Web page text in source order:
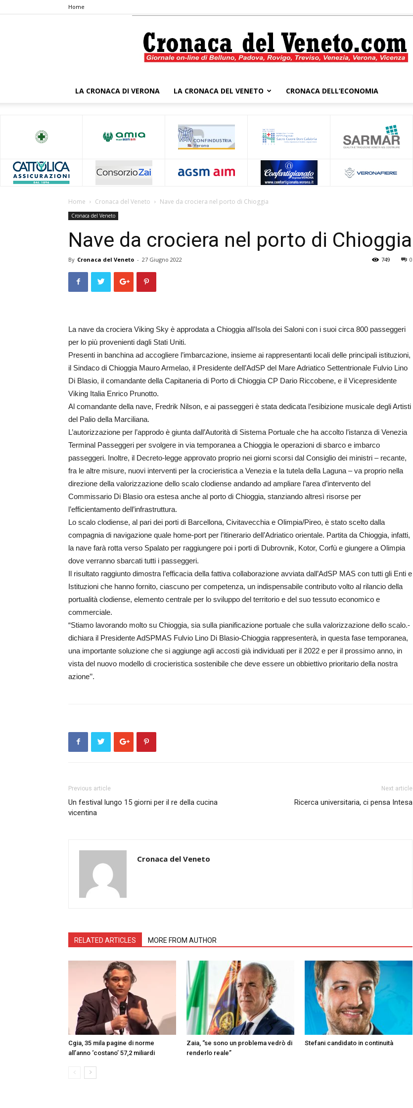
Home
Veneto
LA CRONACA DI VERONA LA CRONACA DEL VENETO CRONACA DELL’ECONOMIA
Home Cronaca del Veneto Nave da crociera nel porto di Chioggia
Cronaca del Veneto
Nave da crociera nel porto di Chioggia
By Cronaca del Veneto - 27 Giugno 2022 0
749
La nave da crociera Viking Sky è approdata a Chioggia all’Isola dei Saloni con i suoi circa 800 passeggeri
per lo più provenienti dagli Stati Uniti.
Presenti in banchina ad accogliere l’imbarcazione, insieme ai rappresentanti locali delle principali istituzioni,
il Sindaco di Chioggia Mauro Armelao, il Presidente dell’AdSP del Mare Adriatico Settentrionale Fulvio Lino
Di Blasio, il comandante della Capitaneria di Porto di Chioggia CP Dario Riccobene, e il Vicepresidente
Viking Italia Enrico Prunotto.
Al comandante della nave, Fredrik Nilson, e ai passeggeri è stata dedicata l’esibizione musicale degli Artisti
del Palio della Marciliana.
L’autorizzazione per l’approdo è giunta dall’Autorità di Sistema Portuale che ha accolto l’istanza di Venezia
Terminal Passeggeri per svolgere in via temporanea a Chioggia le operazioni di sbarco e imbarco
passeggeri. Inoltre, il Decreto-legge approvato proprio nei giorni scorsi dal Consiglio dei ministri – recante,
fra le altre misure, nuovi interventi per la crocieristica a Venezia e la tutela della Laguna – va proprio nella
direzione della valorizzazione dello scalo clodiense andando ad ampliare l’area d’intervento del
Commissario Di Blasio ora estesa anche al porto di Chioggia, stanziando altresì risorse per
l’efficientamento dell’infrastruttura.
Lo scalo clodiense, al pari dei porti di Barcellona, Civitavecchia e Olimpia/Pireo, è stato scelto dalla
compagnia di navigazione quale home-port per l’itinerario dell’Adriatico orientale. Partita da Chioggia, infatti,
la nave farà rotta verso Spalato per raggiungere poi i porti di Dubrovnik, Kotor, Corfù e giungere a Olimpia
dove verranno sbarcati tutti i passeggeri.
Il risultato raggiunto dimostra l’efficacia della fattiva collaborazione avviata dall’AdSP MAS con tutti gli Enti e
Istituzioni che hanno fornito, ciascuno per competenza, un indispensabile contributo volto al rilancio della
portualità clodiense, elemento centrale per lo sviluppo del territorio e del suo tessuto economico e
commerciale.
“Stiamo lavorando molto su Chioggia, sia sulla pianificazione portuale che sulla valorizzazione dello scalo.-
dichiara il Presidente AdSPMAS Fulvio Lino Di Blasio-Chioggia rappresenterà, in questa fase temporanea,
una importante soluzione che si aggiunge agli accosti già individuati per il 2022 e per il prossimo anno, in
vista del nuovo modello di crocieristica sostenibile che deve essere un obbiettivo prioritario della nostra
azione’’.
Previous article
Un festival lungo 15 giorni per il re della cucina
vicentina
Next article
Ricerca universitaria, ci pensa Intesa
Cronaca del Veneto
RELATED ARTICLES MORE FROM AUTHOR
Cgia, 35 mila pagine di norme
all’anno ‘costano’ 57,2 miliardi
Zaia, “se sono un problema vedrò di
renderlo reale”
Stefani candidato in continuità